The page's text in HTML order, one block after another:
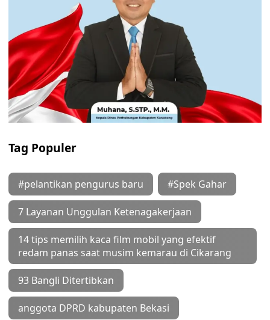
Tag Populer
#pelantikan pengurus baru #Spek Gahar
7 Layanan Unggulan Ketenagakerjaan
14 tips memilih kaca film mobil yang efektif
redam panas saat musim kemarau di Cikarang
93 Bangli Ditertibkan
anggota DPRD kabupaten Bekasi